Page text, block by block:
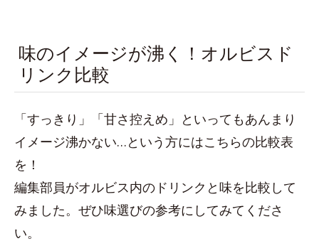
味のイメージが沸く！オルビスド
リンク比較
「すっきり」「甘さ控えめ」といってもあんまり
イメージ沸かない…という方にはこちらの比較表
を！
編集部員がオルビス内のドリンクと味を比較して
みました。ぜひ味選びの参考にしてみてくださ
い。